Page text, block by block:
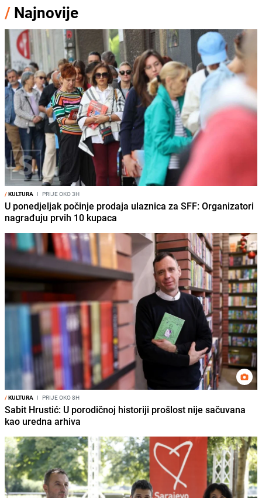
/ Najnovije
/KULTURA I PRIJE OKO 3H
U ponedjeljak počinje prodaja ulaznica za SFF: Organizatori
nagrađuju prvih 10 kupaca
/KULTURA I PRIJE OKO 8H
Sabit Hrustić: U porodičnoj historiji prošlost nije sačuvana
kao uredna arhiva